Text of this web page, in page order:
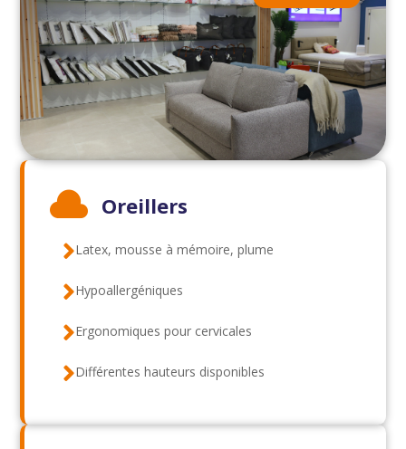
 Oreillers
Latex, mousse à mémoire, plume
Hypoallergéniques
Ergonomiques pour cervicales
Différentes hauteurs disponibles